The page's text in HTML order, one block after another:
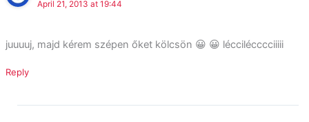
April 21, 2013 at 19:44
juuuuj, majd kérem szépen őket kölcsön 😀 😀 léccilécccciiiii
Reply